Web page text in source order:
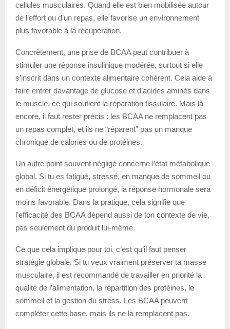
cellules musculaires. Quand elle est bien mobilisée autour
de l’effort ou d’un repas, elle favorise un environnement
plus favorable à la récupération.
Concrètement, une prise de BCAA peut contribuer à
stimuler une réponse insulinique modérée, surtout si elle
s’inscrit dans un contexte alimentaire cohérent. Cela aide à
faire entrer davantage de glucose et d’acides aminés dans
le muscle, ce qui soutient la réparation tissulaire. Mais là
encore, il faut rester précis : les BCAA ne remplacent pas
un repas complet, et ils ne “réparent” pas un manque
chronique de calories ou de protéines.
Un autre point souvent négligé concerne l’état métabolique
global. Si tu es fatigué, stressé, en manque de sommeil ou
en déficit énergétique prolongé, la réponse hormonale sera
moins favorable. Dans la pratique, cela signifie que
l’efficacité des BCAA dépend aussi de ton contexte de vie,
pas seulement du produit lui-même.
Ce que cela implique pour toi, c’est qu’il faut penser
stratégie globale. Si tu veux vraiment préserver ta masse
musculaire, il est recommandé de travailler en priorité la
qualité de l’alimentation, la répartition des protéines, le
sommeil et la gestion du stress. Les BCAA peuvent
compléter cette base, mais ils ne la remplacent pas.